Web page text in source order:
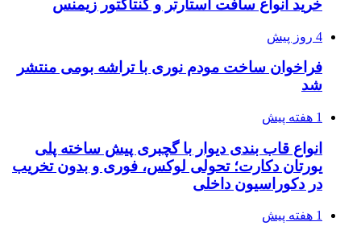
خرید انواع سافت استارتر و کنتاکتور زیمنس
4 روز پیش
فراخوان ساخت مودم نوری با تراشه بومی منتشر
شد
1 هفته پیش
انواع قاب بندی دیوار با گچبری پیش ساخته پلی
یورتان دکارت؛ تحولی لوکس، فوری و بدون تخریب
در دکوراسیون داخلی
1 هفته پیش